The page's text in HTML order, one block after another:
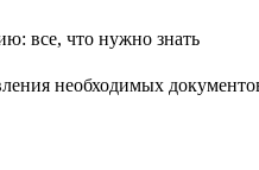
необходимых